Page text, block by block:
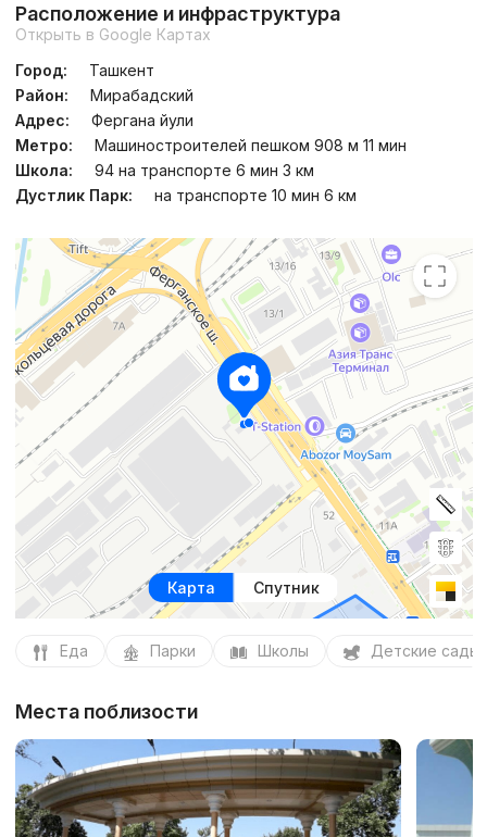
Расположение и инфраструктура
Открыть в Google Картах
Город:
Ташкент
Район:
Мирабадский
Адрес:
Фергана йули
Метро:
Машиностроителей пешком 908 м 11 мин
Школа:
94 на транспорте 6 мин 3 км
Дустлик Парк:
на транспорте 10 мин 6 км
Карта Спутник
Еда Парки Школы Детские сады
Места поблизости